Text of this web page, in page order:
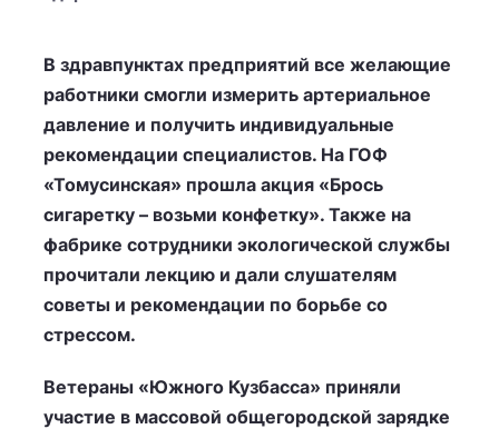
В здравпунктах предприятий все желающие
работники смогли измерить артериальное
давление и получить индивидуальные
рекомендации специалистов. На ГОФ
«Томусинская» прошла акция «Брось
сигаретку – возьми конфетку». Также на
фабрике сотрудники экологической службы
прочитали лекцию и дали слушателям
советы и рекомендации по борьбе со
стрессом.
Ветераны «Южного Кузбасса» приняли
участие в массовой общегородской зарядке